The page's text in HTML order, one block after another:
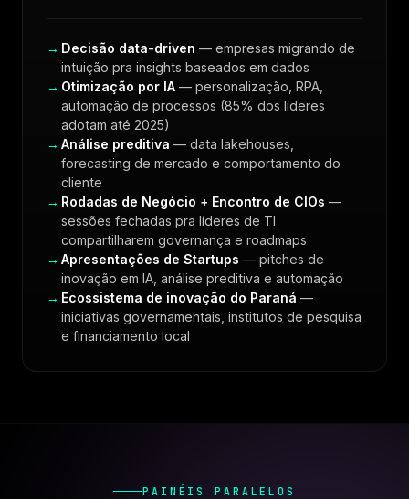
Decisão data-driven — empresas migrando de
intuição pra insights baseados em dados
Otimização por IA— personalização, RPA,
automação de processos (85% dos líderes
adotam até 2025)
Análise preditiva — data lakehouses,
forecasting de mercado e comportamento do
cliente
Rodadas de Negócio + Encontro de CIOs —
sessões fechadas pra líderes de TI
compartilharem governança e roadmaps
Apresentações de Startups — pitches de
inovação em IA, análise preditiva e automação
Ecossistema de inovação do Paraná —
iniciativas governamentais, institutos de pesquisa
e financiamento local
PAINÉIS PARALELOS